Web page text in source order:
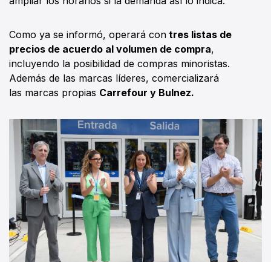
Como ya se informó, operará con tres listas de
precios de acuerdo al volumen de compra,
incluyendo la posibilidad de compras minoristas.
Además de las marcas líderes, comercializará
las marcas propias Carrefour y Bulnez.